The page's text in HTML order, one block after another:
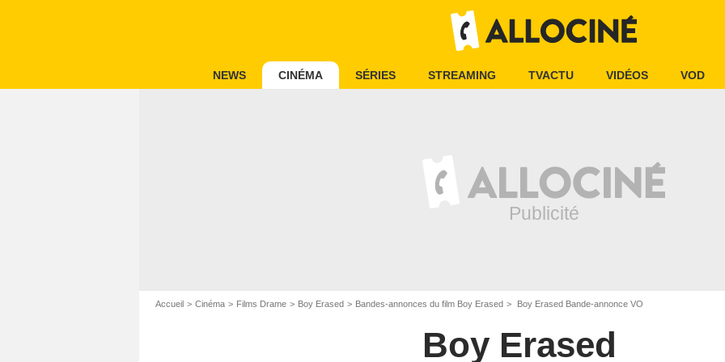
NEWS CINÉMA SÉRIES STREAMING TVACTU VIDÉOS VOD
Accueil Cinéma Films Drame Boy Erased Bandes-annonces du film Boy Erased Boy Erased Bande-annonce VO
Boy Erased